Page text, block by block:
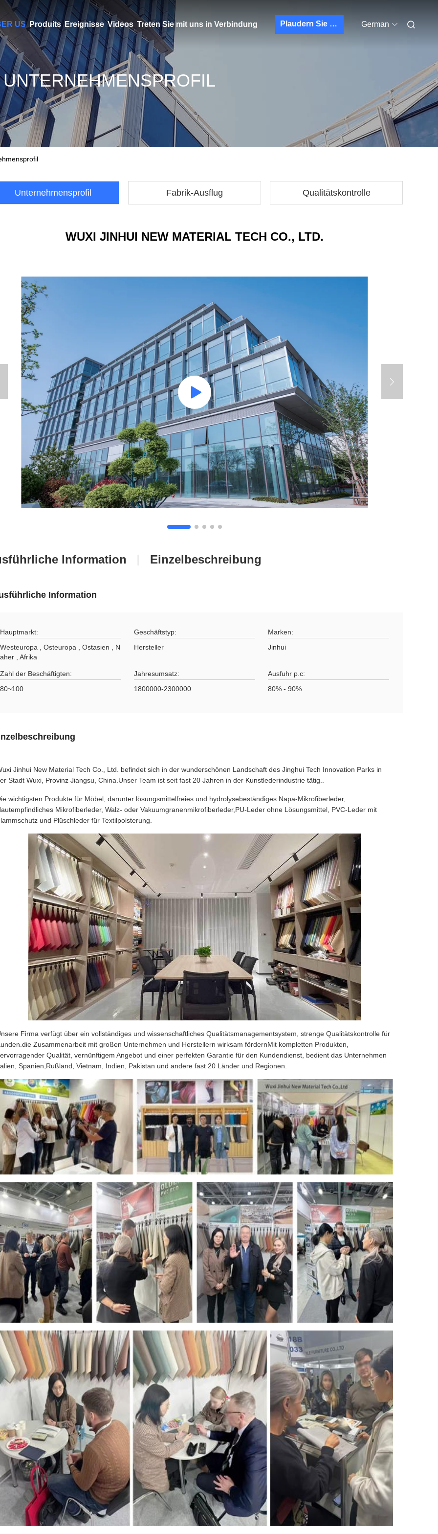
US Produits Ereignisse Videos Treten Sie mit uns in Verbindung Plaudern Sie Jetzt German
UNTERNEHMENSPROFIL
Unternehmensprofil Fabrik-Ausflug Qualitätskontrolle
WUXI JINHUI NEW MATERIAL TECH CO., LTD.
Information Einzelbeschreibung
Information
Hauptmarkt:
Westeuropa , Osteuropa , Ostasien , N
aher , Afrika
Geschäftstyp:
Hersteller
Marken:
Jinhui
Zahl der Beschäftigten:
80~100
Jahresumsatz:
1800000-2300000
Ausfuhr p.c:
80% - 90%
Jinhui New Material Tech Co., Ltd. befindet sich in der wunderschönen Landschaft des Jinghui Tech Innovation Parks in
Stadt Wuxi, Provinz Jiangsu, China.Unser Team ist seit fast 20 Jahren in der Kunstlederindustrie tätig..
wichtigsten Produkte für Möbel, darunter lösungsmittelfreies und hydrolysebeständiges Napa-Mikrofiberleder,
Mikrofiberleder, Walz- oder Vakuumgranenmikrofiberleder,PU-Leder ohne Lösungsmittel, PVC-Leder mit
und Plüschleder für Textilpolsterung.
Firma verfügt über ein vollständiges und wissenschaftliches Qualitätsmanagementsystem, strenge Qualitätskontrolle für
Zusammenarbeit mit großen Unternehmen und Herstellern wirksam fördernMit kompletten Produkten,
Qualität, vernünftigem Angebot und einer perfekten Garantie für den Kundendienst, bedient das Unternehmen
Spanien,Rußland, Vietnam, Indien, Pakistan und andere fast 20 Länder und Regionen.